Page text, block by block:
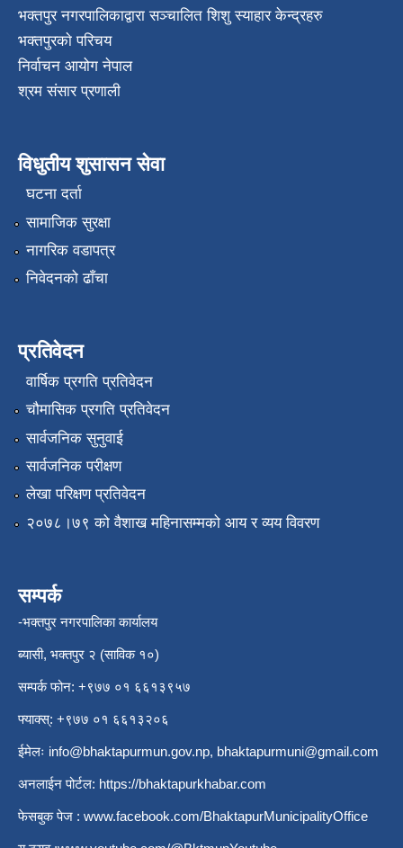
भक्तपुर नगरपालिकाद्वारा सञ्चालित शिशु स्याहार केन्द्रहरु
भक्तपुरकाे परिचय
निर्वाचन आयोग नेपाल
श्रम संसार प्रणाली
विधुतीय शुसासन सेवा
घटना दर्ता
सामाजिक सुरक्षा
नागरिक वडापत्र
निवेदनको ढाँचा
प्रतिवेदन
वार्षिक प्रगति प्रतिवेदन
चौमासिक प्रगति प्रतिवेदन
सार्वजनिक सुनुवाई
सार्वजनिक परीक्षण
लेखा परिक्षण प्रतिवेदन
२०७८।७९ को वैशाख महिनासम्मको आय र व्यय विवरण
सम्पर्क
-भक्तपुर नगरपालिका कार्यालय
ब्यासी, भक्तपुर २ (साविक १०)
सम्पर्क फोन: +९७७ ०१ ६६१३९५७
फ्याक्स्: +९७७ ०१ ६६१३२०६
ईमेलः info@bhaktapurmun.gov.np, bhaktapurmuni@gmail.com
अनलाईन पोर्टल: https://bhaktapurkhabar.com
फेसबुक पेज : www.facebook.com/BhaktapurMunicipalityOffice